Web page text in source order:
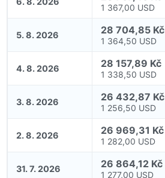
1 367,00 USD
5. 8. 2026 28 704,85 Kč
1 364,50 USD
4. 8. 2026 28 157,89 Kč
1 338,50 USD
3. 8. 2026 26 432,87 Kč
1 256,50 USD
2. 8. 2026 26 969,31 Kč
1 282,00 USD
31. 7. 2026 26 864,12 Kč
1 277,00 USD